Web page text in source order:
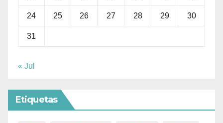
24 25 26 27 28 29 30
31
« Jul
Etiquetas